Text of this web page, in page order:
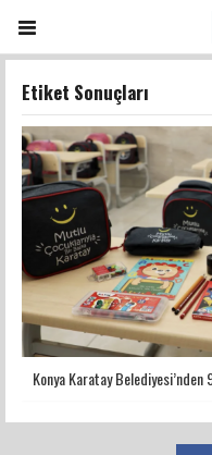
Etiket Sonuçları
Konya Karatay Belediyesi’nden